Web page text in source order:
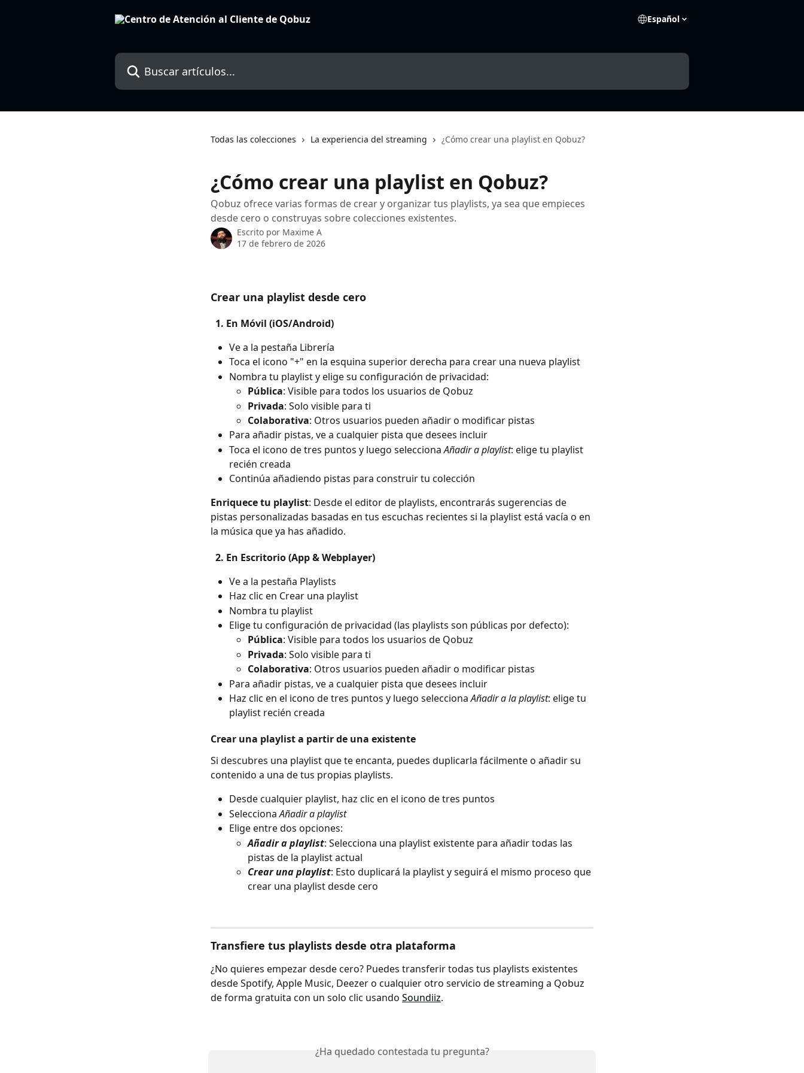
Español
Buscar artículos...
Todas las colecciones La experiencia del streaming ¿Cómo crear una playlist en Qobuz?
¿Cómo crear una playlist en Qobuz?
Qobuz ofrece varias formas de crear y organizar tus playlists, ya sea que empieces
desde cero o construyas sobre colecciones existentes.
Escrito por Maxime A
17 de febrero de 2026
Crear una playlist desde cero
  1. En Móvil (iOS/Android)
Ve a la pestaña Librería
Toca el icono "+" en la esquina superior derecha para crear una nueva playlist
Nombra tu playlist y elige su configuración de privacidad:
Pública: Visible para todos los usuarios de Qobuz
Privada: Solo visible para ti
Colaborativa: Otros usuarios pueden añadir o modificar pistas
Para añadir pistas, ve a cualquier pista que desees incluir
Toca el icono de tres puntos y luego selecciona Añadir a playlist: elige tu playlist
recién creada
Continúa añadiendo pistas para construir tu colección
Enriquece tu playlist: Desde el editor de playlists, encontrarás sugerencias de
pistas personalizadas basadas en tus escuchas recientes si la playlist está vacía o en
la música que ya has añadido.
  2. En Escritorio (App & Webplayer)
Ve a la pestaña Playlists
Haz clic en Crear una playlist
Nombra tu playlist
Elige tu configuración de privacidad (las playlists son públicas por defecto):
Pública: Visible para todos los usuarios de Qobuz
Privada: Solo visible para ti
Colaborativa: Otros usuarios pueden añadir o modificar pistas
Para añadir pistas, ve a cualquier pista que desees incluir
Haz clic en el icono de tres puntos y luego selecciona Añadir a la playlist: elige tu
playlist recién creada
Crear una playlist a partir de una existente
Si descubres una playlist que te encanta, puedes duplicarla fácilmente o añadir su
contenido a una de tus propias playlists.
Desde cualquier playlist, haz clic en el icono de tres puntos
Selecciona Añadir a playlist
Elige entre dos opciones:
Añadir a playlist: Selecciona una playlist existente para añadir todas las
pistas de la playlist actual
Crear una playlist: Esto duplicará la playlist y seguirá el mismo proceso que
crear una playlist desde cero
Transfiere tus playlists desde otra plataforma
¿No quieres empezar desde cero? Puedes transferir todas tus playlists existentes
desde Spotify, Apple Music, Deezer o cualquier otro servicio de streaming a Qobuz
de forma gratuita con un solo clic usando Soundiiz.
¿Ha quedado contestada tu pregunta?